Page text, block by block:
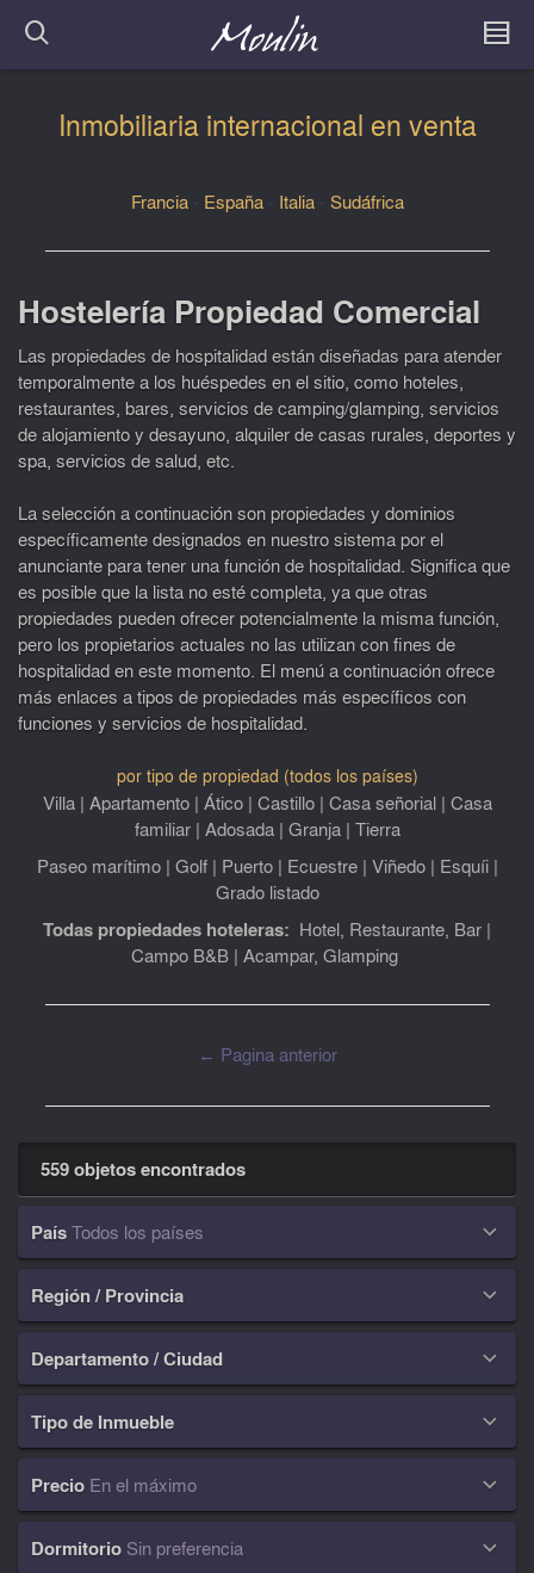
Inmobiliaria internacional en venta
Francia- España- Italia- Sudáfrica
Hostelería Propiedad Comercial
Las propiedades de hospitalidad están diseñadas para atender
temporalmente a los huéspedes en el sitio, como hoteles,
restaurantes, bares, servicios de camping/glamping, servicios
de alojamiento y desayuno, alquiler de casas rurales, deportes y
spa, servicios de salud, etc.
La selección a continuación son propiedades y dominios
específicamente designados en nuestro sistema por el
anunciante para tener una función de hospitalidad. Significa que
es posible que la lista no esté completa, ya que otras
propiedades pueden ofrecer potencialmente la misma función,
pero los propietarios actuales no las utilizan con fines de
hospitalidad en este momento. El menú a continuación ofrece
más enlaces a tipos de propiedades más específicos con
funciones y servicios de hospitalidad.
por tipo de propiedad (todos los países)
Villa| Apartamento| Ático| Castillo| Casa señorial| Casa
familiar| Adosada| Granja| Tierra
Paseo marítimo| Golf| Puerto| Ecuestre| Viñedo| Esquíi|
Grado listado
Todas propiedades hoteleras: Hotel, Restaurante, Bar |
Campo B&B | Acampar, Glamping
← Pagina anterior
559 objetos encontrados
PaísTodos los países 
Región / Provincia 
Departamento / Ciudad 
Tipo de Inmueble 
Precio En el máximo 
Dormitorio Sin preferencia 